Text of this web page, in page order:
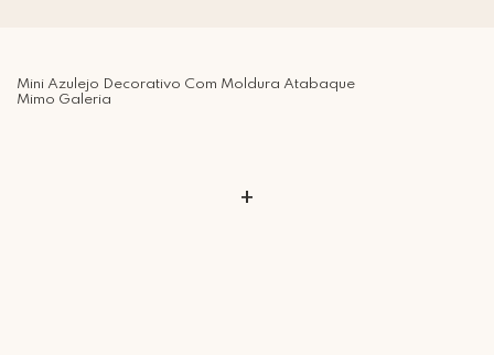
Mini Azulejo Decorativo Com Moldura Atabaque
Mimo Galeria
+